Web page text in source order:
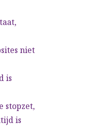
niet
is
stopzet,
is